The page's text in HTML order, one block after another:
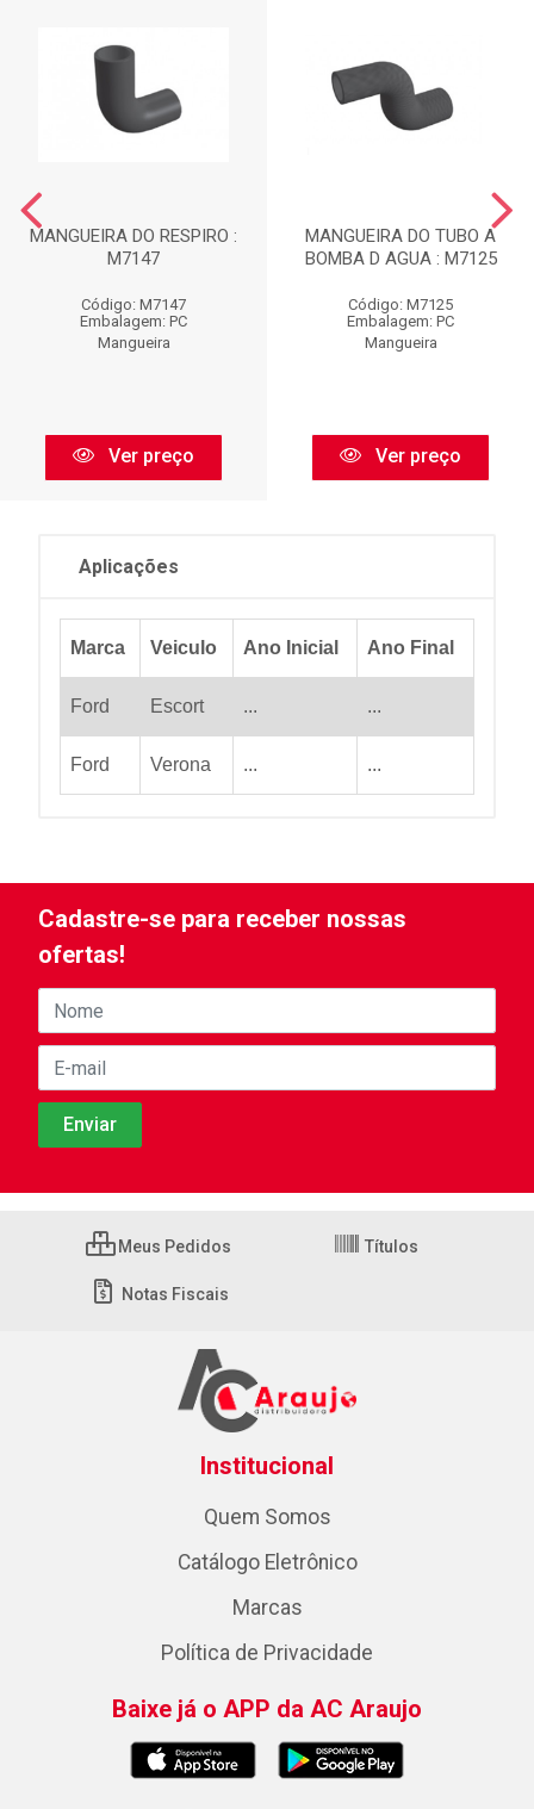
MANGUEIRA DO RESPIRO :
M7147
Código: M7147
Embalagem: PC
Mangueira
Ver preço
MANGUEIRA DO TUBO A
BOMBA D AGUA : M7125
Código: M7125
Embalagem: PC
Mangueira
Ver preço
Aplicações
Marca Veiculo Ano Inicial Ano Final
Ford Escort ... ...
Ford Verona ... ...
Cadastre-se para receber nossas
ofertas!
Meus Pedidos Títulos
Notas Fiscais
Institucional
Quem Somos
Catálogo Eletrônico
Marcas
Política de Privacidade
Baixe já o APP da AC Araujo